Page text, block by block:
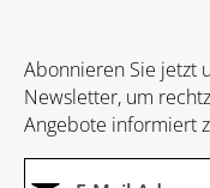
Abonnieren Sie jetzt
Newsletter, um
Angebote informiert